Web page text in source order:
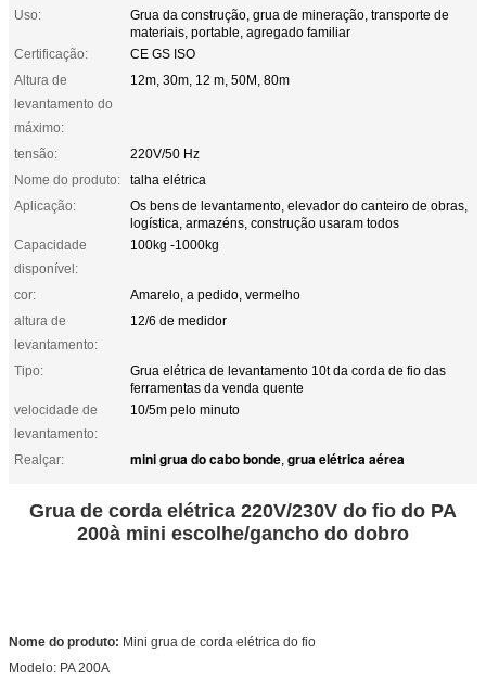
Uso:
Grua da construção, grua de mineração, transporte de
materiais, portable, agregado familiar
Certificação:
CE GS ISO
Altura de
levantamento do
máximo:
12m, 30m, 12 m, 50M, 80m
tensão:
220V/50 Hz
Nome do produto:
talha elétrica
Aplicação:
Os bens de levantamento, elevador do canteiro de obras,
logística, armazéns, construção usaram todos
Capacidade
disponível:
100kg -1000kg
cor:
Amarelo, a pedido, vermelho
altura de
levantamento:
12/6 de medidor
Tipo:
Grua elétrica de levantamento 10t da corda de fio das
ferramentas da venda quente
velocidade de
levantamento:
10/5m pelo minuto
Realçar: mini grua do cabo bonde, grua elétrica aérea
Grua de corda elétrica 220V/230V do fio do PA
200à mini escolhe/gancho do dobro
Nome do produto: Mini grua de corda elétrica do fio
Modelo: PA 200A